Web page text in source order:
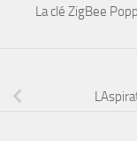
La clé ZigBee